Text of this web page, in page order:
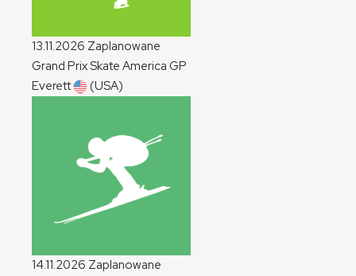
13.11.2026 Zaplanowane
Grand Prix Skate America GP
Everett
(USA)
14.11.2026 Zaplanowane